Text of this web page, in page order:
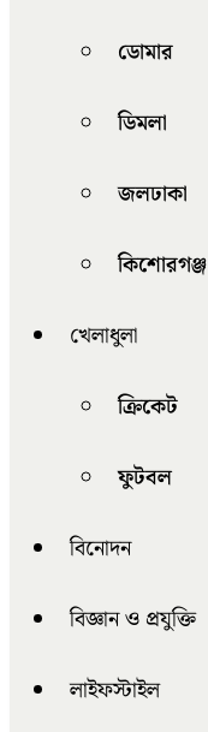
ডোমার
ডিমলা
জলঢাকা
কিশোরগঞ্জ
খেলাধুলা
ক্রিকেট
ফুটবল
বিনোদন
বিজ্ঞান ও প্রযুক্তি
লাইফস্টাইল